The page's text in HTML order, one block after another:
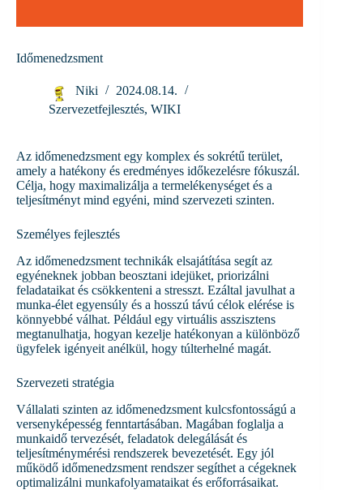
Időmenedzsment
Niki
2024.08.14.
Szervezetfejlesztés, WIKI
Az időmenedzsment egy komplex és sokrétű terület,
amely a hatékony és eredményes időkezelésre fókuszál.
Célja, hogy maximalizálja a termelékenységet és a
teljesítményt mind egyéni, mind szervezeti szinten.
Személyes fejlesztés
Az időmenedzsment technikák elsajátítása segít az
egyéneknek jobban beosztani idejüket, priorizálni
feladataikat és csökkenteni a stresszt. Ezáltal javulhat a
munka-élet egyensúly és a hosszú távú célok elérése is
könnyebbé válhat. Például egy virtuális asszisztens
megtanulhatja, hogyan kezelje hatékonyan a különböző
ügyfelek igényeit anélkül, hogy túlterhelné magát.
Szervezeti stratégia
Vállalati szinten az időmenedzsment kulcsfontosságú a
versenyképesség fenntartásában. Magában foglalja a
munkaidő tervezését, feladatok delegálását és
teljesítménymérési rendszerek bevezetését. Egy jól
működő időmenedzsment rendszer segíthet a cégeknek
optimalizálni munkafolyamataikat és erőforrásaikat.